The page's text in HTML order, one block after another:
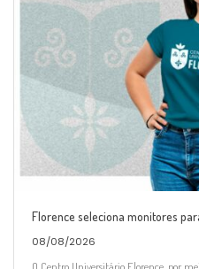
Florence seleciona monitores
08/08/2026